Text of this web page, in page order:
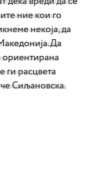
ние кои го
некоја, да
ориентирана
ги расцвета
Сиљановска.